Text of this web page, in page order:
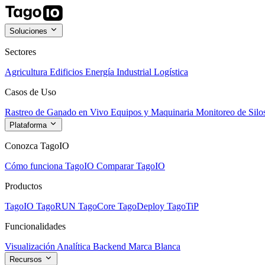
Soluciones
Sectores
Agricultura Edificios Energía Industrial Logística
Casos de Uso
Rastreo de Ganado en Vivo Equipos y Maquinaria Monitoreo de
Plataforma
Conozca TagoIO
Cómo funciona TagoIO Comparar TagoIO
Productos
TagoIO TagoRUN TagoCore TagoDeploy TagoTiP
Funcionalidades
Visualización Analítica Backend Marca Blanca
Recursos